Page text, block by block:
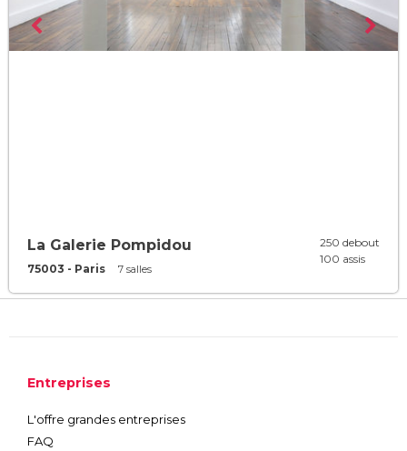
La Galerie Pompidou
75003 - Paris 7 salles
250 debout
100 assis
Entreprises
L'offre grandes entreprises
FAQ